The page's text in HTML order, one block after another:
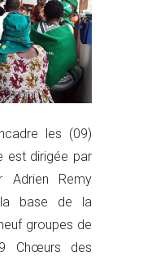
les (09)
est dirigée par
Adrien Remy
base de la
groupes de
Chœurs des